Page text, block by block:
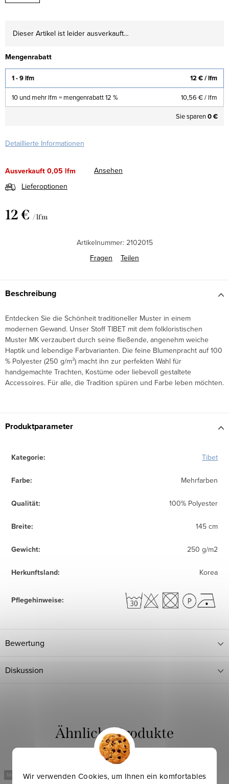
Wir verwenden Cookies, um Ihnen ein komfortables
Dieser Artikel ist leider ausverkauft…
Mengenrabatt
1 - 9 lfm 12 €/ lfm
10 und mehr lfm = mengenrabatt 12 % 10,56 €/ lfm
Sie sparen0 €
Detaillierte Informationen
Ausverkauft0,05 lfm
Ansehen
Lieferoptionen
12 € / lfm
Artikelnummer: 2102015
Fragen
Teilen
Beschreibung
Entdecken Sie die Schönheit traditioneller Muster in einem
modernen Gewand. Unser Stoff TIBET mit dem folkloristischen
Muster MK verzaubert durch seine fließende, angenehm weiche
Haptik und lebendige Farbvarianten. Die feine Blumenpracht auf 100
% Polyester (250 g/m²) macht ihn zur perfekten Wahl für
handgemachte Trachten, Kostüme oder liebevoll gestaltete
Accessoires. Für alle, die Tradition spüren und Farbe leben möchten.
Produktparameter
Kategorie: Tibet
Farbe: Mehrfarben
Qualität: 100% Polyester
Breite: 145 cm
Gewicht: 250 g/m2
Herkunftsland: Korea
Pflegehinweise:
Bewertung
Diskussion
Mehr für weniger Mehr für weniger